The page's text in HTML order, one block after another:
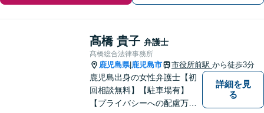
髙橋 貴子 弁護士
髙橋総合法律事務所
鹿児島県| 鹿児島市 市役所前駅 から徒歩3分
鹿児島出身の女性弁護士【初
回相談無料】【駐車場有】
【プライバシーへの配慮万
詳細を見
る